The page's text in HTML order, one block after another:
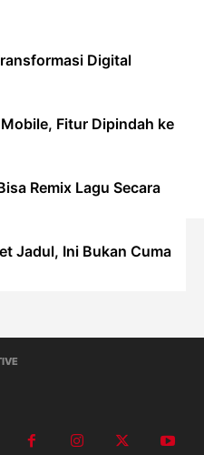
Digital
Fitur Dipindah ke
Remix Lagu Secara
Jadul, Ini Bukan Cuma